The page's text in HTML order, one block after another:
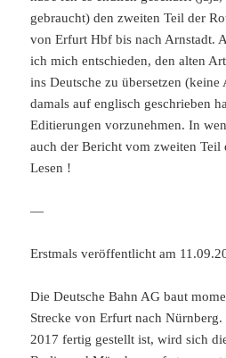
gebraucht) den zweiten Teil der
von Erfurt Hbf bis nach Arnstadt.
ich mich entschieden, den alten
ins Deutsche zu übersetzen
damals auf englisch geschrieben
Editierungen vorzunehmen. In
auch der Bericht vom zweiten Teil
Lesen !
—
Erstmals veröffentlicht am
Die Deutsche Bahn AG baut
Strecke von Erfurt nach
2017 fertig gestellt ist, wird sich